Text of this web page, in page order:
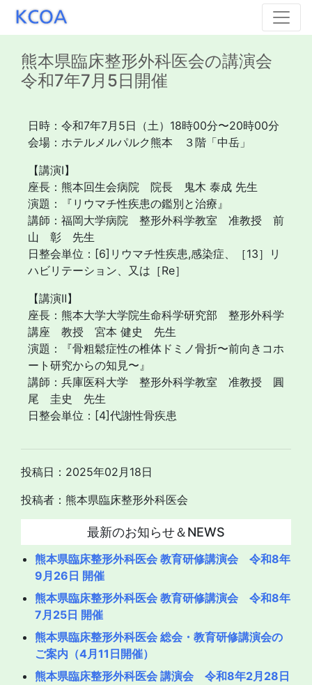
熊本県臨床整形外科医会の講演会
令和7年7月5日開催
日時：令和7年7月5日（土）18時00分〜20時00分
会場：ホテルメルパルク熊本 ３階「中岳」
【講演Ⅰ】
座長：熊本回生会病院 院長 鬼木 泰成 先生
演題：『リウマチ性疾患の鑑別と治療』
講師：福岡大学病院 整形外科学教室 准教授 前
山 彰 先生
日整会単位：[6]リウマチ性疾患,感染症、［13］リ
ハビリテーション、又は［Re］
【講演Ⅱ】
座長：熊本大学大学院生命科学研究部 整形外科学
講座 教授 宮本 健史 先生
演題：『骨粗鬆症性の椎体ドミノ骨折〜前向きコホ
ート研究からの知見〜』
講師：兵庫医科大学 整形外科学教室 准教授 圓
尾 圭史 先生
日整会単位：[4]代謝性骨疾患
投稿日：2025年02月18日
投稿者：熊本県臨床整形外科医会
最新のお知らせ＆NEWS
熊本県臨床整形外科医会 教育研修講演会 令和8年
9月26日 開催
熊本県臨床整形外科医会 教育研修講演会 令和8年
7月25日 開催
熊本県臨床整形外科医会 総会・教育研修講演会の
ご案内（4月11日開催）
熊本県臨床整形外科医会 講演会 令和8年2月28日